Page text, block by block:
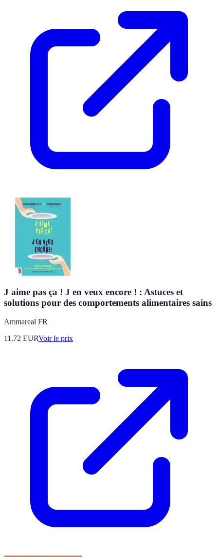
J aime pas ça ! J en veux encore ! : Astuces et
solutions pour des comportements alimentaires sains
Ammareal FR
11.72 EURVoir le prix